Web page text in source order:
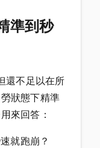
準到秒
還不足以在所
狀態下精準
來回答：
就跑崩？